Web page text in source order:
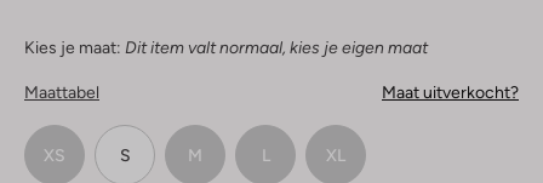
Kies je maat: Dit item valt normaal, kies je eigen maat
Maattabel Maat uitverkocht?
XS S M L XL